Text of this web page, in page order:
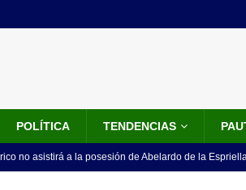
POLÍTICA TENDENCIAS
no asistirá a la posesión de Abelardo de la